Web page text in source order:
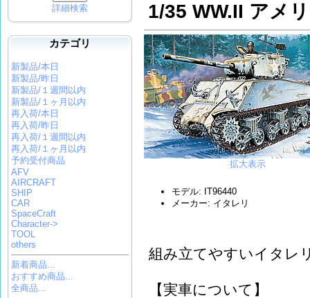
詳細検索
カテゴリ
新製品/本日
新製品/昨日
新製品/１週間以内
新製品/１ヶ月以内
再入荷/本日
再入荷/昨日
再入荷/１週間以内
再入荷/１ヶ月以内
予約受付商品
AFV
AIRCRAFT
SHIP
CAR
SpaceCraft
Character->
TOOL
others
新着商品...
おすすめ商品...
全商品...
1/35 WW.II アメ
拡大表示
モデル: IT96440
メーカー: イタレリ
組み立てやすいイタレ
【実車について】